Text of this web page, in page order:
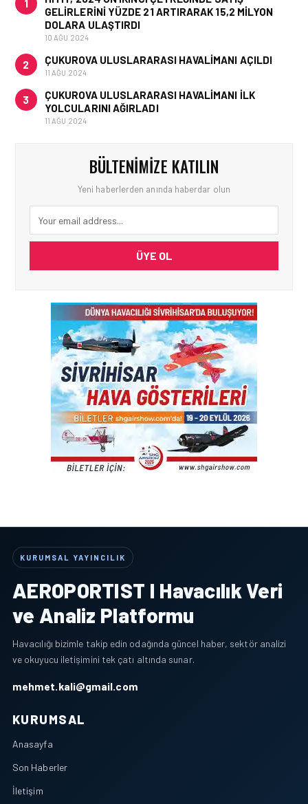
1
GELIRLERINI YÜZDE 21 ARTIRARAK 15,2 MILYON
DOLARA ULAŞTIRDI
10 AĞU 2024
2 ÇUKUROVA ULUSLARARASI HAVALIMANI AÇILDI
11 AĞU 2024
3
ÇUKUROVA ULUSLARARASI HAVALIMANI İLK
YOLCULARINI AĞIRLADI
11 AĞU 2024
BÜLTENIMIZE KATILIN
Yeni haberlerden anında haberdar olun
ÜYE OL
KURUMSAL YAYINCILIK
AEROPORTIST I Havacılık Veri
ve Analiz Platformu
Havacılığı bizimle takip edin odağında güncel haber, sektör analizi
ve okuyucu iletişimini tek çatı altında sunar.
mehmet.kali@gmail.com
KURUMSAL
Anasayfa
Son Haberler
İletişim